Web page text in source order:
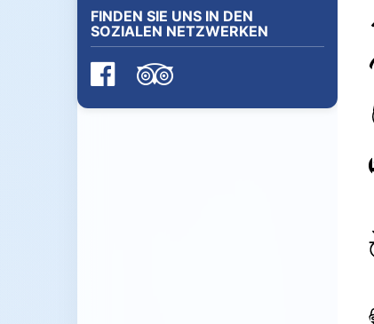
FINDEN SIE UNS IN DEN
SOZIALEN NETZWERKEN